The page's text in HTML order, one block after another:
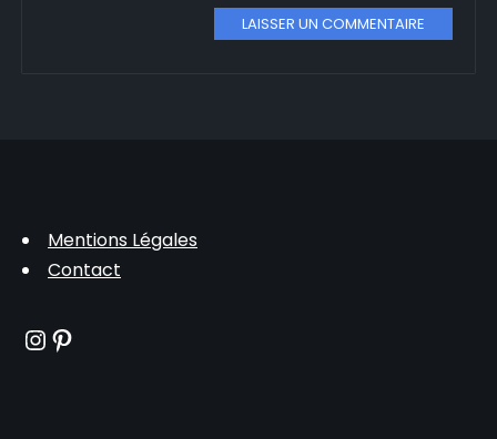
LAISSER UN COMMENTAIRE
Mentions Légales
Contact
Instagram
Pinterest